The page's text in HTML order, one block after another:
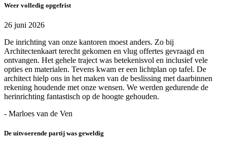
Weer volledig opgefrist
26 juni 2026
De inrichting van onze kantoren moest anders. Zo bij
Architectenkaart terecht gekomen en vlug offertes gevraagd en
ontvangen. Het gehele traject was betekenisvol en inclusief vele
opties en materialen. Tevens kwam er een lichtplan op tafel. De
architect hielp ons in het maken van de beslissing met daarbinnen
rekening houdende met onze wensen. We werden gedurende de
herinrichting fantastisch op de hoogte gehouden.
- Marloes van de Ven
De uitvoerende partij was geweldig